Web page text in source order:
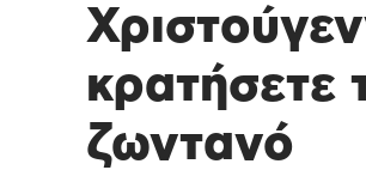
κρατήσετε
ζωντανό